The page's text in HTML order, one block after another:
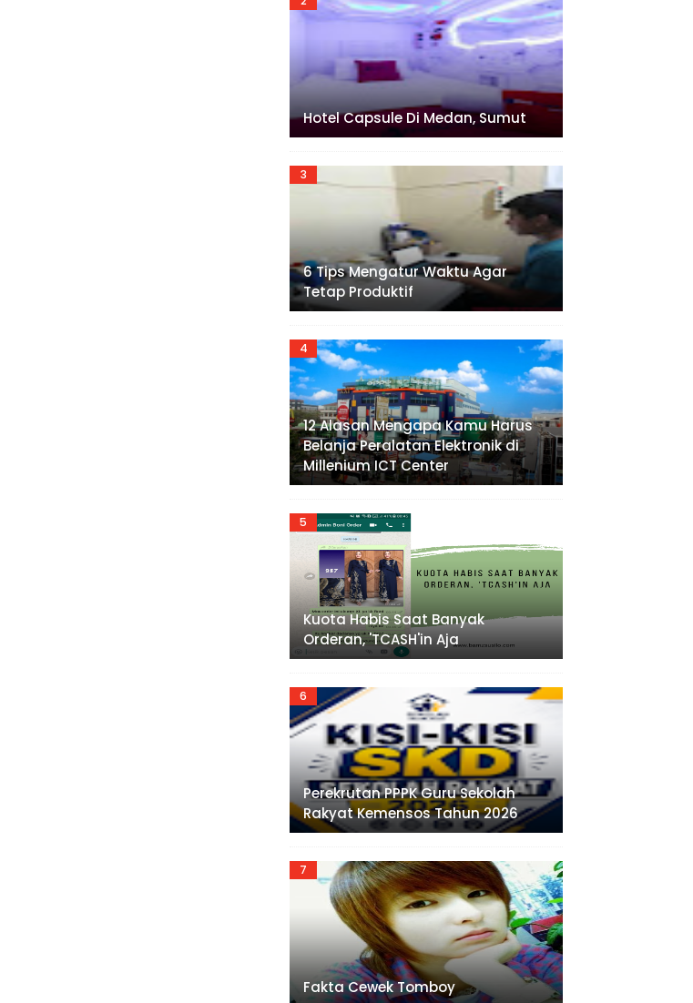
Hotel Capsule Di Medan, Sumut
6 Tips Mengatur Waktu Agar
Tetap Produktif
12 Alasan Mengapa Kamu Harus
Belanja Peralatan Elektronik di
Millenium ICT Center
Kuota Habis Saat Banyak
Orderan, 'TCASH'in Aja
Perekrutan PPPK Guru Sekolah
Rakyat Kemensos Tahun 2026
Fakta Cewek Tomboy